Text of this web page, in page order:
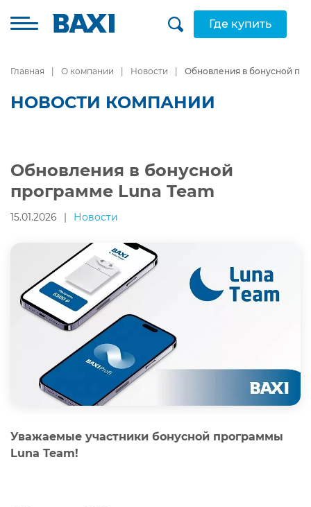
Где купить
Главная О компании Новости Обновления в бонусной
НОВОСТИ КОМПАНИИ
Обновления в бонусной
программе Luna Team
15.01.2026 | Новости
Уважаемые участники бонусной программы
Luna Team!